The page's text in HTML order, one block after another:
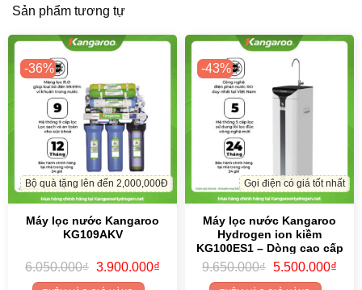
Sản phẩm tương tự
-36%
Bộ quà tặng lên đến 2,000,000Đ
Máy lọc nước Kangaroo
KG109AKV
6.050.000₫ Giá
3.900.000₫Giá
-43%
Gọi điện có giá tốt nhất
Máy lọc nước Kangaroo
Hydrogen ion kiềm
KG100ES1 – Dòng cao cấp
9.650.000₫ Giá
5.500.000₫Giá